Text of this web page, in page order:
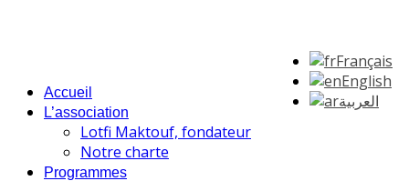
Français
English
العربية
Accueil
L’association
Lotfi Maktouf, fondateur
Notre charte
Programmes